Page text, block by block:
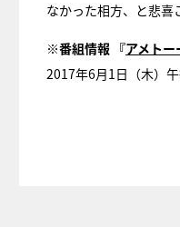
なかった相方、と悲喜
※番組情報 『アメトー
2017年6月1日（木）